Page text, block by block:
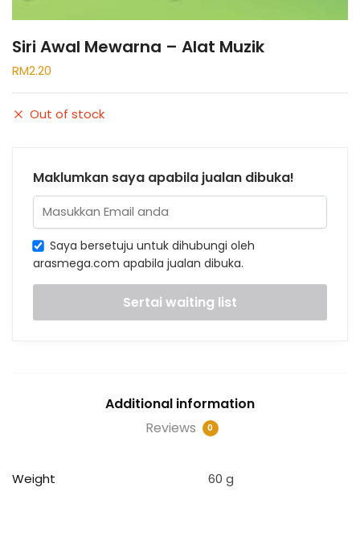
Siri Awal Mewarna – Alat Muzik
RM2.20
Out of stock
Maklumkan saya apabila jualan dibuka!
Saya bersetuju untuk dihubungi oleh
arasmega.com apabila jualan dibuka.
Additional information
Reviews
0
Weight 60 g